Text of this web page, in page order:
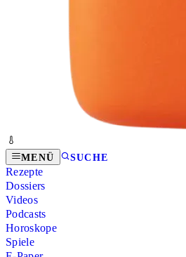
MENÜ SUCHE
Rezepte
Dossiers
Videos
Podcasts
Horoskope
Spiele